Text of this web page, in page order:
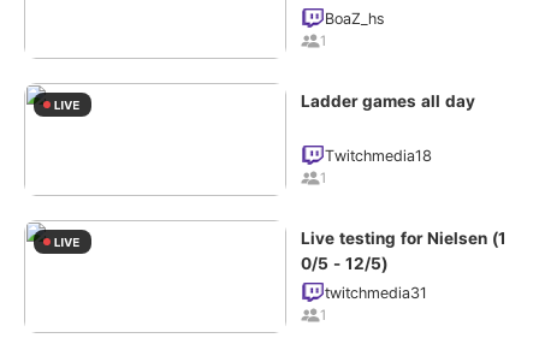
BoaZ_hs
1
Ladder games all day
Twitchmedia18
1
Live testing for Nielsen (1
0/5 - 12/5)
twitchmedia31
1